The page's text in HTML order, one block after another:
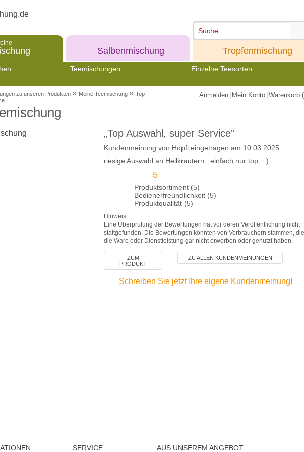
Teemischungen Einzelne Teesorten
Salbenmischung Tropfenmischung
zu unseren Produkten » Meine Teemischung » Top
Warenkorb
Mein Konto
Anmelden
„Top Auswahl, super Service”
Kundenmeinung von Hopfi eingetragen am 10.03.2025
riesige Auswahl an Heilkräutern.. einfach nur top.. :)
5
Produktsortiment (5)
Bedienerfreundlichkeit (5)
Produktqualität (5)
Hinweis:
Eine Überprüfung der Bewertungen hat vor deren Veröffentlichung nicht
stattgefunden. Die Bewertungen könnten von Verbrauchern stammen, die
die Ware oder Dienstleistung gar nicht erworben oder genutzt haben.
ZUM
PRODUKT
ZU ALLEN KUNDENMEINUNGEN
Schreiben Sie jetzt Ihre eigene Kundenmeinung!
SERVICE AUS UNSEREM ANGEBOT